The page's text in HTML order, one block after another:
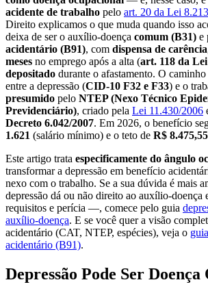
acidente de trabalho pelo art. 20 da Lei
Direito explicamos o que muda quando isso
deixa de ser o auxílio-doença comum (B31) e
acidentário (B91), com dispensa de carência
meses no emprego após a alta (art. 118 da Lei
depositado durante o afastamento. O caminho
entre a depressão (CID-10 F32 e F33) e o
presumido pelo NTEP (Nexo Técnico
Previdenciário), criado pela Lei 11.430/2006
Decreto 6.042/2007. Em 2026, o benefício
1.621 (salário mínimo) e o teto de R$ 8.475,55
Este artigo trata especificamente do ângulo
transformar a depressão em benefício
nexo com o trabalho. Se a sua dúvida é mais
depressão dá ou não direito ao auxílio-doença
requisitos e perícia —, comece pelo guia
auxílio-doença. E se você quer a visão
acidentário (CAT, NTEP, espécies), veja o
acidentário (B91).
Depressão Pode Ser